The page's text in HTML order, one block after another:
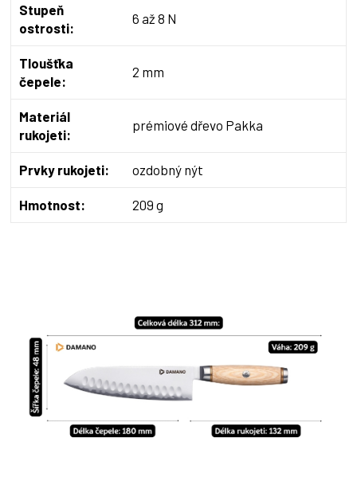
Stupeň
ostrosti:
6 až 8 N
Tloušťka
čepele:
2 mm
Materiál
rukojeti:
prémiové dřevo Pakka
Prvky rukojeti: ozdobný nýt
Hmotnost: 209 g